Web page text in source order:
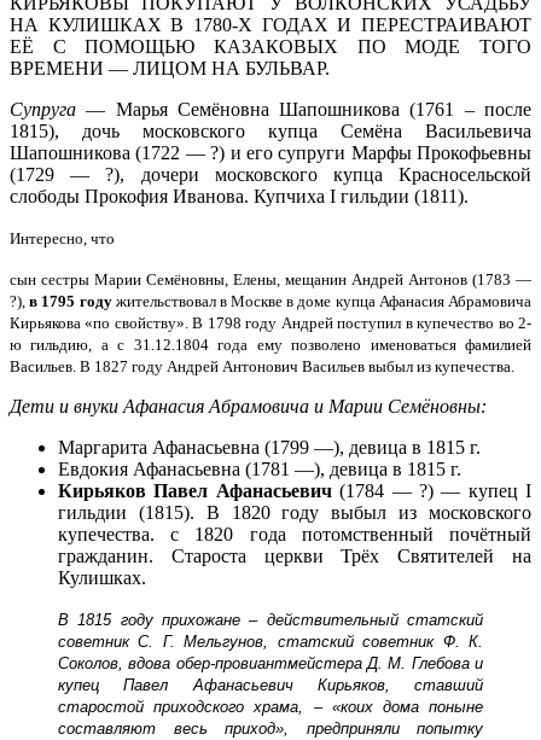
НА КУЛИШКАХ В 1780-Х ГОДАХ И ПЕРЕСТРАИВАЮТ
ЕЁ С ПОМОЩЬЮ КАЗАКОВЫХ ПО МОДЕ ТОГО
ВРЕМЕНИ — ЛИЦОМ НА БУЛЬВАР.
Супруга — Марья Семёновна Шапошникова (1761 – после
1815), дочь московского купца Семёна Васильевича
Шапошникова (1722 — ?) и его супруги Марфы Прокофьевны
(1729 — ?), дочери московского купца Красносельской
слободы Прокофия Иванова. Купчиха I гильдии (1811).
Интересно, что
сын сестры Марии Семёновны, Елены, мещанин Андрей Антонов (1783 —
?),в 1795 годужительствовал в Москве в доме купца Афанасия Абрамовича
Кирьякова «по свойству». В 1798 году Андрей поступил в купечество во 2-
ю гильдию, а с 31.12.1804 года ему позволено именоваться фамилией
Васильев. В 1827 году Андрей Антонович Васильев выбыл из купечества.
Дети и внуки Афанасия Абрамовича и Марии Семёновны:
Маргарита Афанасьевна (1799 —), девица в 1815 г.
Евдокия Афанасьевна (1781 —), девица в 1815 г.
Кирьяков Павел Афанасьевич(1784 — ?) — купец I
гильдии (1815). В 1820 году выбыл из московского
купечества. с 1820 года потомственный почётный
гражданин. Староста церкви Трёх Святителей на
Кулишках.
В 1815 году прихожане – действительный статский
советник С. Г. Мельгунов, статский советник Ф. К.
Соколов, вдова обер-провиантмейстера Д. М. Глебова и
купец Павел Афанасьевич Кирьяков, ставший
старостой приходского храма, – «коих дома поныне
составляют весь приход», предприняли попытку